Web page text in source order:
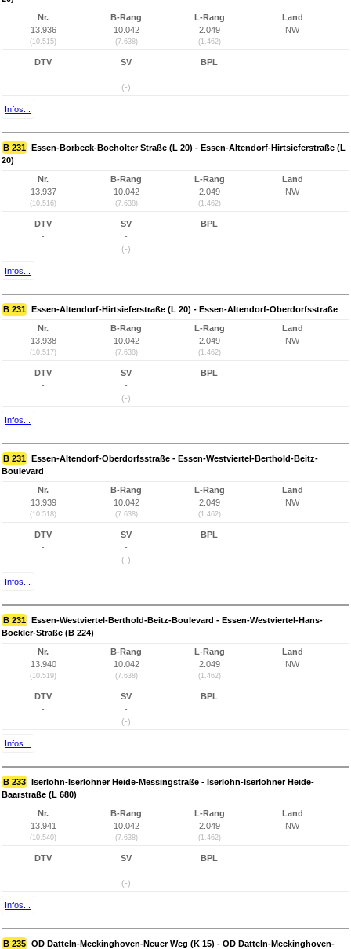
Nr.
13.936
(10.515)
B-Rang
10.042
(7.638)
L-Rang
2.049
(1.462)
Land
NW
DTV
-
SV
-
(-)
BPL
Infos...
B 231 Essen-Borbeck-Bocholter Straße (L 20) - Essen-Altendorf-Hirtsieferstraße (L
20)
Nr.
13.937
(10.516)
B-Rang
10.042
(7.638)
L-Rang
2.049
(1.462)
Land
NW
DTV
-
SV
-
(-)
BPL
Infos...
B 231 Essen-Altendorf-Hirtsieferstraße (L 20) - Essen-Altendorf-Oberdorfsstraße
Nr.
13.938
(10.517)
B-Rang
10.042
(7.638)
L-Rang
2.049
(1.462)
Land
NW
DTV
-
SV
-
(-)
BPL
Infos...
B 231 Essen-Altendorf-Oberdorfsstraße - Essen-Westviertel-Berthold-Beitz-
Boulevard
Nr.
13.939
(10.518)
B-Rang
10.042
(7.638)
L-Rang
2.049
(1.462)
Land
NW
DTV
-
SV
-
(-)
BPL
Infos...
B 231 Essen-Westviertel-Berthold-Beitz-Boulevard - Essen-Westviertel-Hans-
Böckler-Straße (B 224)
Nr.
13.940
(10.519)
B-Rang
10.042
(7.638)
L-Rang
2.049
(1.462)
Land
NW
DTV
-
SV
-
(-)
BPL
Infos...
B 233 Iserlohn-Iserlohner Heide-Messingstraße - Iserlohn-Iserlohner Heide-
Baarstraße (L 680)
Nr.
13.941
(10.540)
B-Rang
10.042
(7.638)
L-Rang
2.049
(1.462)
Land
NW
DTV
-
SV
-
(-)
BPL
Infos...
B 235 OD Datteln-Meckinghoven-Neuer Weg (K 15) - OD Datteln-Meckinghoven-